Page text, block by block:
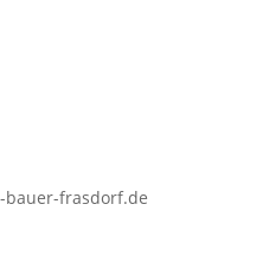
bauer-frasdorf.de